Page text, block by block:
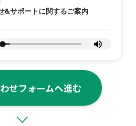
&サポートに関するご案内
せフォームへ進む